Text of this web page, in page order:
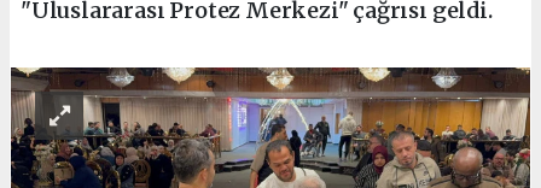
"Uluslararası Protez Merkezi" çağrısı geldi.